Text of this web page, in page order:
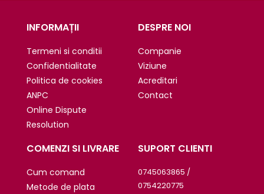
INFORMAȚII
Termeni si conditii
Confidentialitate
Politica de cookies
ANPC
Online Dispute
Resolution
DESPRE NOI
Companie
Viziune
Acreditari
Contact
COMENZI SI LIVRARE
Cum comand
Metode de plata
SUPORT CLIENTI
0745063865 /
0754220775